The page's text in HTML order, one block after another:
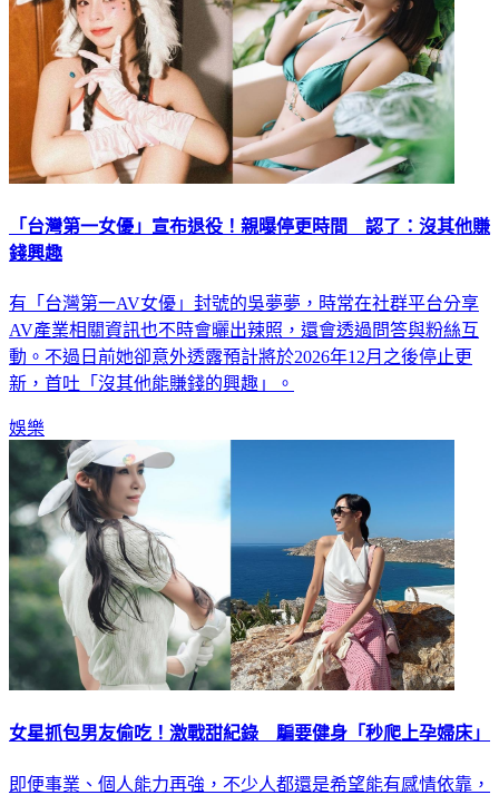
「台灣第一女優」宣布退役！親曝停更時間 認了：沒其他賺
錢興趣
有「台灣第一AV女優」封號的吳夢夢，時常在社群平台分享
AV產業相關資訊也不時會曬出辣照，還會透過問答與粉絲互
動。不過日前她卻意外透露預計將於2026年12月之後停止更
新，首吐「沒其他能賺錢的興趣」。
娛樂
女星抓包男友偷吃！激戰甜紀錄 騙要健身「秒爬上孕婦床」
即便事業、個人能力再強，不少人都還是希望能有感情依靠，